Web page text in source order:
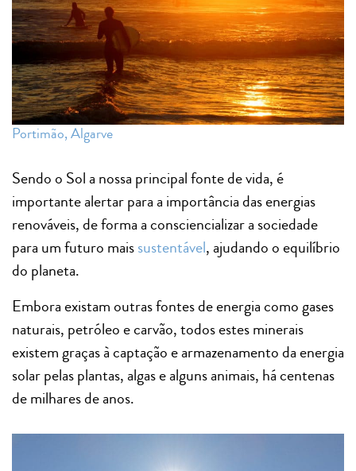
Portimão, Algarve
Sendo o Sol a nossa principal fonte de vida, é
importante alertar para a importância das energias
renováveis, de forma a consciencializar a sociedade
para um futuro maissustentável, ajudando o equilíbrio
do planeta.
Embora existam outras fontes de energia como gases
naturais, petróleo e carvão, todos estes minerais
existem graças à captação e armazenamento da energia
solar pelas plantas, algas e alguns animais, há centenas
de milhares de anos.